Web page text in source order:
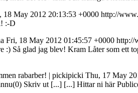
18 May 2012 20:13:53 +0000 http://
:-D
Fri, 18 May 2012 01:45:57 +0000 http://
:) Så glad jag blev! Kram Låter som ett
rabarber! | pickipicki Thu, 17 May
Skriv ut [...] [...] Hittar ni här